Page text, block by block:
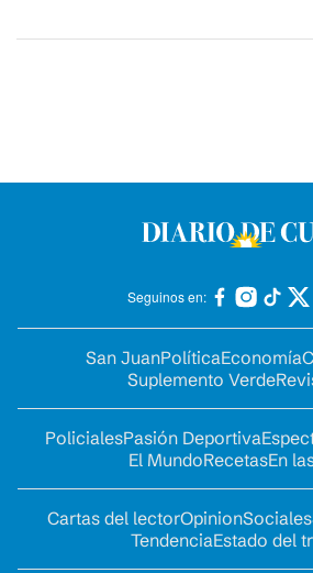
Seguinos en:
San JuanPolíticaEconomía
Suplemento Verde
PolicialesPasión Deportiva
El MundoRecetasEn
Cartas del lectorOpinionSociales
TendenciaEstado del